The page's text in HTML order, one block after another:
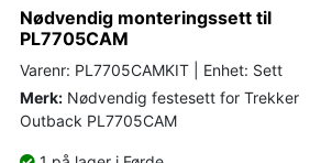
Nødvendig monteringssett til
PL7705CAM
Varenr: PL7705CAMKIT | Enhet: Sett
Merk: Nødvendig festesett for Trekker
Outback PL7705CAM